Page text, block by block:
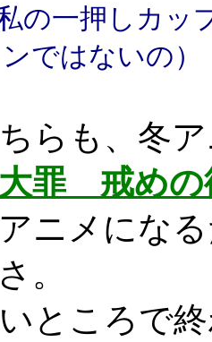
の一押しカ
ではないの）
らも、冬
大罪 戒めの
ニメにな
。
ところで